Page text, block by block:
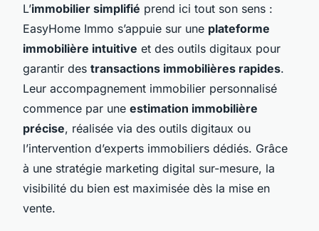
L’immobilier simplifié prend ici tout son sens :
EasyHome Immo s’appuie sur une plateforme
immobilière intuitive et des outils digitaux pour
garantir des transactions immobilières rapides.
Leur accompagnement immobilier personnalisé
commence par une estimation immobilière
précise, réalisée via des outils digitaux ou
l’intervention d’experts immobiliers dédiés. Grâce
à une stratégie marketing digital sur-mesure, la
visibilité du bien est maximisée dès la mise en
vente.